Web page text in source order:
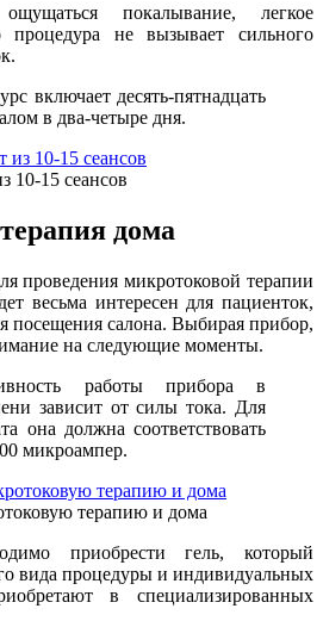
покалывание, легкое
не вызывает сильного
включает десять-пятнадцать
в два-четыре дня.
10-15 сеансов
дома
проведения микротоковой терапии
весьма интересен для пациенток,
салона. Выбирая прибор,
на следующие моменты.
работы прибора в
зависит от силы тока. Для
она должна соответствовать
микроампер.
терапию и дома
приобрести гель, который
вида процедуры и индивидуальных
в специализированных